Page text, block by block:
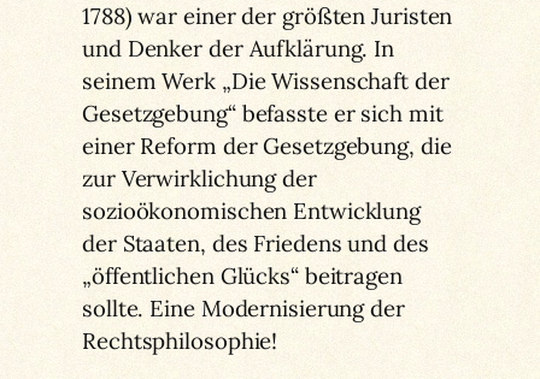
1788) war einer der größten Juristen
und Denker der Aufklärung. In
seinem Werk „Die Wissenschaft der
Gesetzgebung“ befasste er sich mit
einer Reform der Gesetzgebung, die
zur Verwirklichung der
sozioökonomischen Entwicklung
der Staaten, des Friedens und des
„öffentlichen Glücks“ beitragen
sollte. Eine Modernisierung der
Rechtsphilosophie!